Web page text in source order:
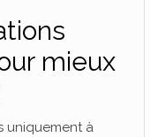
mieux
uniquement à